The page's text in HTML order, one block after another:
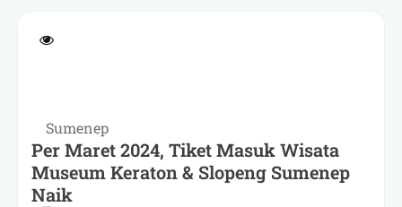
Sumenep
Per Maret 2024, Tiket Masuk Wisata
Museum Keraton & Slopeng Sumenep
Naik